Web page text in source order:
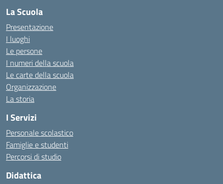
La Scuola
Presentazione
I luoghi
Le persone
I numeri della scuola
Le carte della scuola
Organizzazione
La storia
I Servizi
Personale scolastico
Famiglie e studenti
Percorsi di studio
Didattica